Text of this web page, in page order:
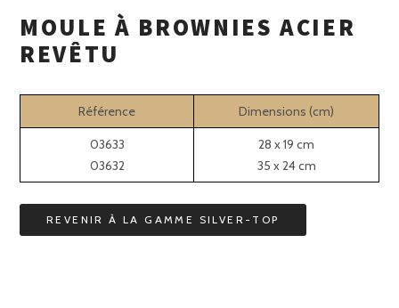
MOULE À BROWNIES ACIER
REVÊTU
Référence Dimensions (cm)
03633
03632
28 x 19 cm
35 x 24 cm